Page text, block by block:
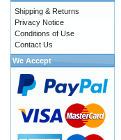
Shipping & Returns
Privacy Notice
Conditions of Use
Contact Us
We Accept